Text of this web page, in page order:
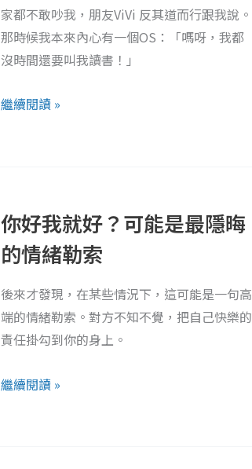
慮」
的
情
緒
嗎？
家都不敢吵我，朋友ViVi 反其道而行跟我說。
那時候我本來內心有一個OS：「嗎呀，我都
沒時間還要叫我讀書！」
過
「書
神
讀
命
中
鑰
匙
繼續閱讀 »
你好我就好？可能是最隱晦
的情緒勒索
後來才發現，在某些情況下，這可能是一句高
端的情緒勒索。對方不知不覺，把自己快樂的
責任掛勾到你的身上。
我
就
好？
可
能
是
隱
繼續閱讀 »